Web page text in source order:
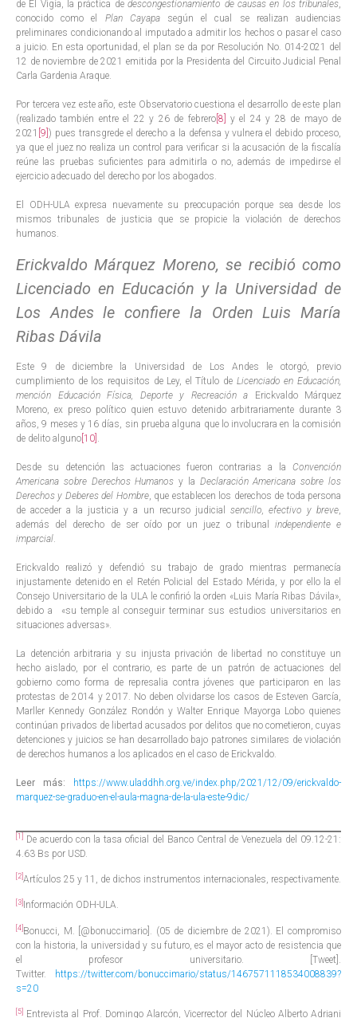
de El Vigía, la práctica dedescongestionamiento de causas en los tribunales,
conocido como el Plan Cayapasegún el cual se realizan audiencias
preliminares condicionando al imputado a admitir los hechos o pasar el caso
a juicio. En esta oportunidad, el plan se da por Resolución No. 014-2021 del
12 de noviembre de 2021 emitida por la Presidenta del Circuito Judicial Penal
Carla Gardenia Araque.
Por tercera vez este año, este Observatorio cuestiona el desarrollo de este plan
(realizado también entre el 22 y 26 de febrero[8]
y el 24 y 28 de mayo de
2021 [9] ) pues transgrede el derecho a la defensa y vulnera el debido proceso,
ya que el juez no realiza un control para verificar si la acusación de la fiscalía
reúne las pruebas suficientes para admitirla o no, además de impedirse el
ejercicio adecuado del derecho por los abogados.
El ODH-ULA expresa nuevamente su preocupación porque sea desde los
mismos tribunales de justicia que se propicie la violación de derechos
humanos.
Erickvaldo Márquez Moreno, se recibió como
Licenciado en Educación y la Universidad de
Los Andes le confiere la Orden Luis María
Ribas Dávila
Este 9 de diciembre la Universidad de Los Andes le otorgó, previo
cumplimiento de los requisitos de Ley, el Título de Licenciado en Educación,
mención Educación Física, Deporte y Recreación a
Erickvaldo Márquez
Moreno, ex preso político quien estuvo detenido arbitrariamente durante 3
años, 9 meses y 16 días, sin prueba alguna que lo involucrara en la comisión
de delito alguno [10] .
Desde su detención las actuaciones fueron contrarias a la Convención
Americana sobre Derechos Humanos y la Declaración Americana sobre los
Derechos y Deberes del Hombre, que establecen los derechos de toda persona
de acceder a la justicia y a un recurso judicial sencillo, efectivo y breve,
además del derecho de ser oído por un juez o tribunal independiente e
imparcial.
Erickvaldo realizó y defendió su trabajo de grado mientras permanecía
injustamente detenido en el Retén Policial del Estado Mérida, y por ello la el
Consejo Universitario de la ULA le confirió la orden «Luis María Ribas Dávila»,
debido a «su temple al conseguir terminar sus estudios universitarios en
situaciones adversas».
La detención arbitraria y su injusta privación de libertad no constituye un
hecho aislado, por el contrario, es parte de un patrón de actuaciones del
gobierno como forma de represalia contra jóvenes que participaron en las
protestas de 2014 y 2017. No deben olvidarse los casos de Esteven García,
Marller Kennedy González Rondón y Walter Enrique Mayorga Lobo quienes
continúan privados de libertad acusados por delitos que no cometieron, cuyas
detenciones y juicios se han desarrollado bajo patrones similares de violación
de derechos humanos a los aplicados en el caso de Erickvaldo.
Leer más: https://www.uladdhh.org.ve/index.php/2021/12/09/erickvaldo-
marquez-se-graduo-en-el-aula-magna-de-la-ula-este-9dic/
[1]
De acuerdo con la tasa oficial del Banco Central de Venezuela del 09.12-21:
4.63 Bs por USD.
[2] Artículos 25 y 11, de dichos instrumentos internacionales, respectivamente.
[3] Información ODH-ULA.
[4] Bonucci, M. [@bonuccimario]. (05 de diciembre de 2021). El compromiso
con la historia, la universidad y su futuro, es el mayor acto de resistencia que
el profesor universitario. [Tweet].
Twitter. https://twitter.com/bonuccimario/status/1467571118534008839?
s=20
[5] Entrevista al Prof. Domingo Alarcón, Vicerrector del Núcleo Alberto Adriani